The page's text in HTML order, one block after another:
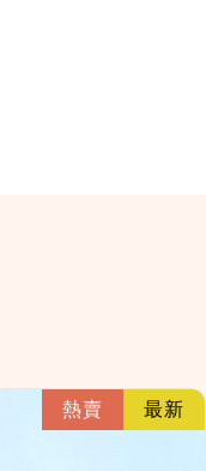
熱賣 最新
link